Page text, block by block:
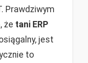
Prawdziwym
że tani ERP
jest
to